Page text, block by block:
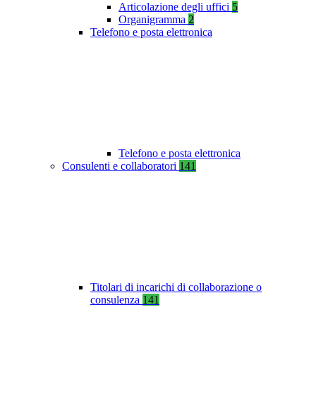
Articolazione degli uffici 5
Organigramma 2
Telefono e posta elettronica
Telefono e posta elettronica
Consulenti e collaboratori 141
Titolari di incarichi di collaborazione o
consulenza 141